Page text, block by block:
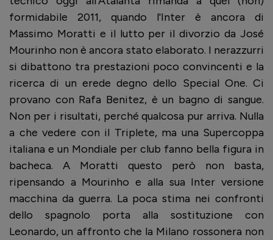
formidabile 2011, quando l'Inter è ancora di
Massimo Moratti e il lutto per il divorzio da José
Mourinho non è ancora stato elaborato. I nerazzurri
si dibattono tra prestazioni poco convincenti e la
ricerca di un erede degno dello Special One. Ci
provano con Rafa Benitez, è un bagno di sangue.
Non per i risultati, perché qualcosa pur arriva. Nulla
a che vedere con il Triplete, ma una Supercoppa
italiana e un Mondiale per club fanno bella figura in
bacheca. A Moratti questo però non basta,
ripensando a Mourinho e alla sua Inter versione
macchina da guerra. La poca stima nei confronti
dello spagnolo porta alla sostituzione con
Leonardo, un affronto che la Milano rossonera non